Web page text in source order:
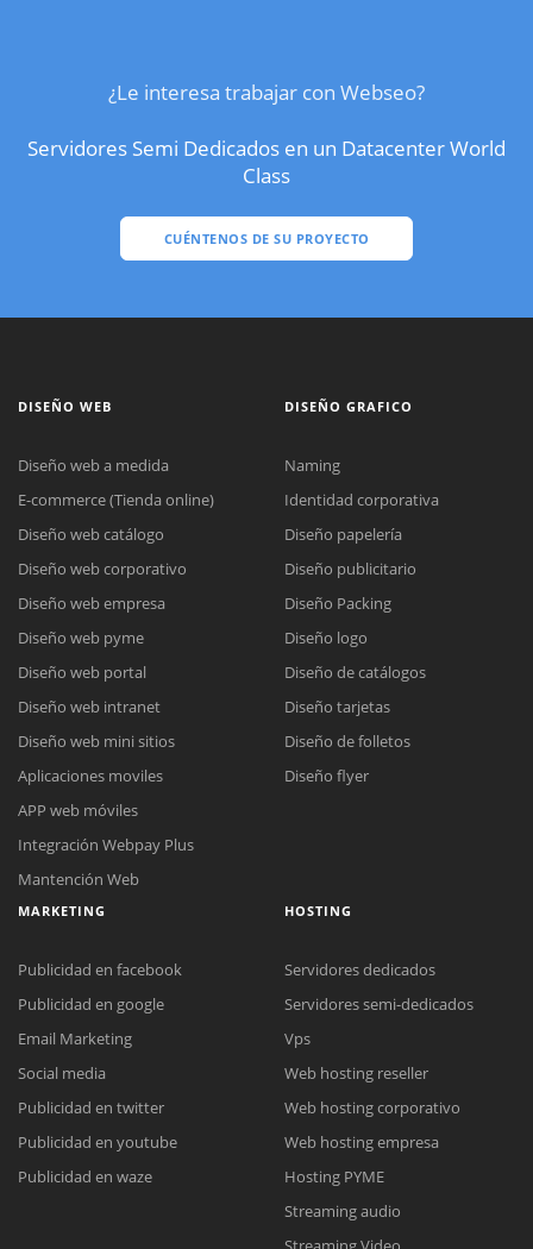
¿Le interesa trabajar con Webseo?
Servidores Semi Dedicados en un Datacenter World
Class
CUÉNTENOS DE SU PROYECTO
Reunión online
Nuestros ejecutivos le enviarán un correo electrónico con el enlace a
Meet para la reunión online.
Cotización
Complete el formulario y nos contactaremos a la brevedad.
Chat Online
para enviarnos un correo electrónico con sus datos personales.
DISEÑO WEB
Diseño web a medida
E-commerce (Tienda online)
Diseño web catálogo
Diseño web corporativo
Diseño web empresa
Diseño web pyme
Diseño web portal
Diseño web intranet
Diseño web mini sitios
Aplicaciones moviles
APP web móviles
Integración Webpay Plus
Mantención Web
DISEÑO GRAFICO
Naming
Identidad corporativa
Diseño papelería
Diseño publicitario
Diseño Packing
Diseño logo
Diseño de catálogos
Diseño tarjetas
Diseño de folletos
Diseño flyer
MARKETING
Publicidad en facebook
Publicidad en google
Email Marketing
Social media
Publicidad en twitter
Publicidad en youtube
Publicidad en waze
HOSTING
Servidores dedicados
Servidores semi-dedicados
Vps
Web hosting reseller
Web hosting corporativo
Web hosting empresa
Hosting PYME
Streaming audio